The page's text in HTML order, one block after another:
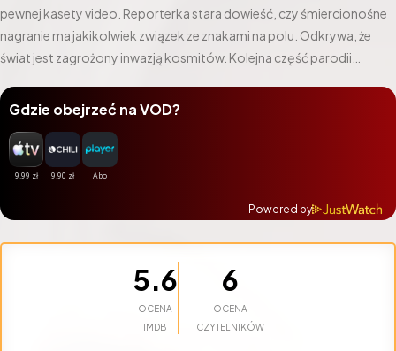
pewnej kasety video. Reporterka stara dowieść, czy śmiercionośne
nagranie ma jakikolwiek związek ze znakami na polu. Odkrywa, że
świat jest zagrożony inwazją kosmitów. Kolejna część parodii
David Zucker, a w filmie możemy zobaczyć parodię takich filmów jak:
Gdzie obejrzeć na VOD?
Powered by
5.6
OCENA
IMDB
6
OCENA
CZYTELNIKÓW